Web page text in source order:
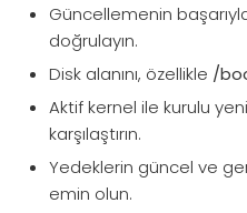
Güncellemenin
doğrulayın.
Disk alanını, özellikle /
Aktif kernel ile kurulu
karşılaştırın.
Yedeklerin güncel ve
emin olun.